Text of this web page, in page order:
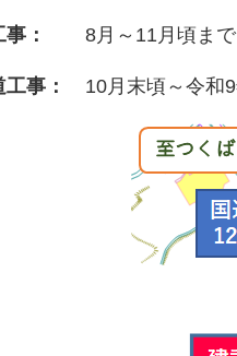
事： 8月～11月頃まで
工事： 10月末頃～令和